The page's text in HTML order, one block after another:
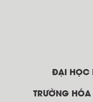
ĐẠI HỌC
TRƯỜNG